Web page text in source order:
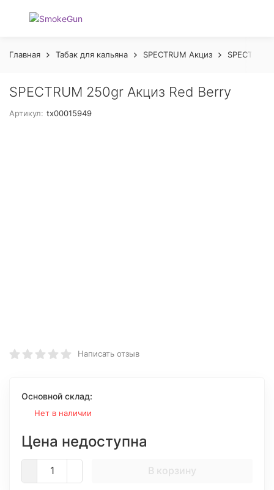
Главная Табак для кальяна SPECTRUM Акциз
SPECTRUM 250gr Акциз Red Berry
Артикул: tx00015949
Написать отзыв
Основной склад:
Нет в наличии
Цена недоступна
В корзину